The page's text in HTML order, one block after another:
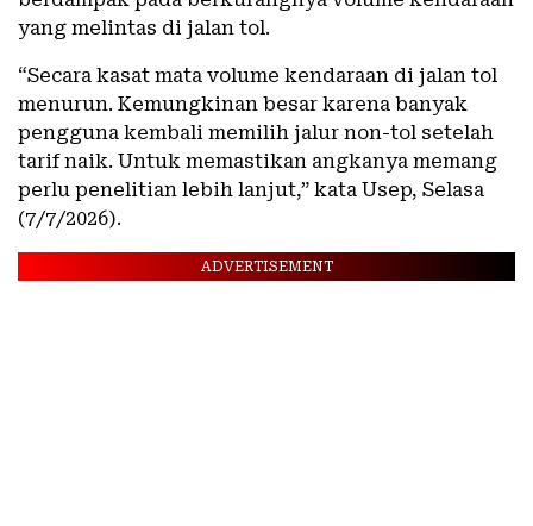
yang melintas di jalan tol.
“Secara kasat mata volume kendaraan di jalan tol
menurun. Kemungkinan besar karena banyak
pengguna kembali memilih jalur non-tol setelah
tarif naik. Untuk memastikan angkanya memang
perlu penelitian lebih lanjut,” kata Usep, Selasa
(7/7/2026).
ADVERTISEMENT